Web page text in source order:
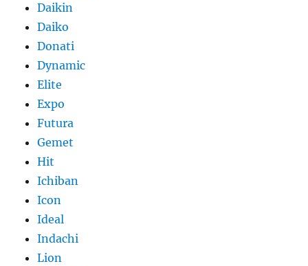
Daikin
Daiko
Donati
Dynamic
Elite
Expo
Futura
Gemet
Hit
Ichiban
Icon
Ideal
Indachi
Lion